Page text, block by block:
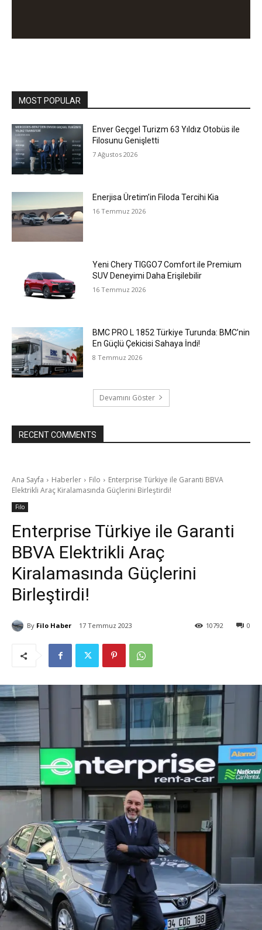
MOST POPULAR
Enver Geçgel Turizm 63 Yıldız Otobüs ile
Filosunu Genişletti
7 Ağustos 2026
Enerjisa Üretim’in Filoda Tercihi Kia
16 Temmuz 2026
Yeni Chery TIGGO7 Comfort ile Premium
SUV Deneyimi Daha Erişilebilir
16 Temmuz 2026
BMC PRO L 1852 Türkiye Turunda: BMC’nin
En Güçlü Çekicisi Sahaya İndi!
8 Temmuz 2026
Devamını Göster
RECENT COMMENTS